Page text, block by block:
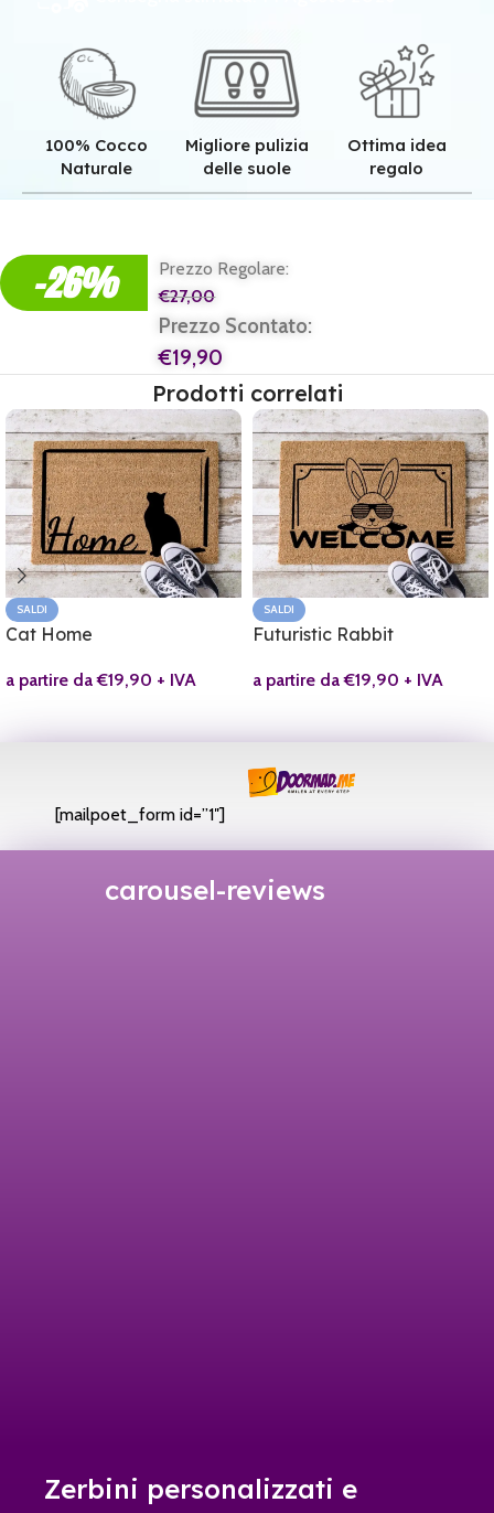
100% Cocco
Naturale
Migliore pulizia
delle suole
Ottima idea
regalo
-26%
Prezzo Regolare:
€27,00
Prezzo Scontato:
€19,90
Prodotti correlati
SALDI
Cat Home
a partire da€19,90 + IVA
SALDI
Futuristic Rabbit
a partire da€19,90 + IVA
[mailpoet_form id=”1″]
carousel-reviews
Zerbini personalizzati e